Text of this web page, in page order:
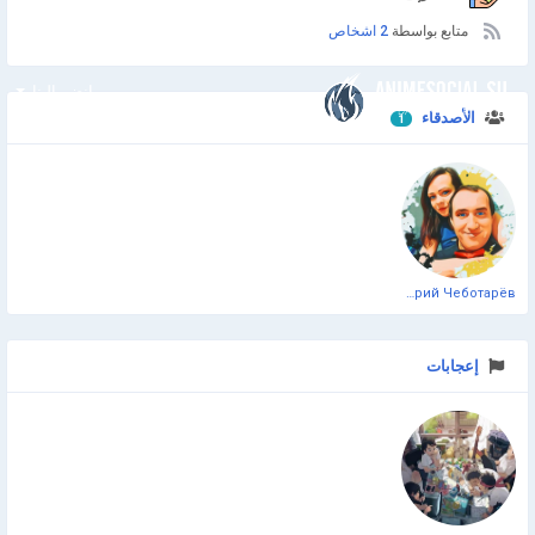
انضم إلينا
متابع بواسطة 2 اشخاص
الأصدقاء 1
إعجابات